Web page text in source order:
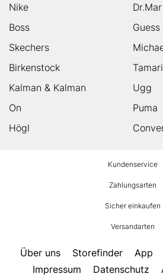
Nike
Boss
Guess
Skechers
Birkenstock
Kalman & Kalman
Ugg
On
Puma
Högl
Kundenservice
Zahlungsarten
Sicher einkaufen
Versandarten
Über uns Storefinder App
Impressum
Datenschutz